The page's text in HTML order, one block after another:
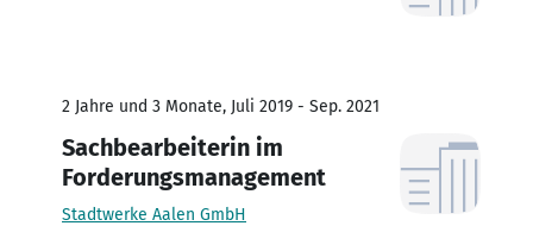
2 Jahre und 3 Monate, Juli 2019 - Sep. 2021
Sachbearbeiterin im
Forderungsmanagement
Stadtwerke Aalen GmbH